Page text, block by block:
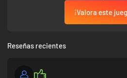
¡Valora este
Reseñas recientes